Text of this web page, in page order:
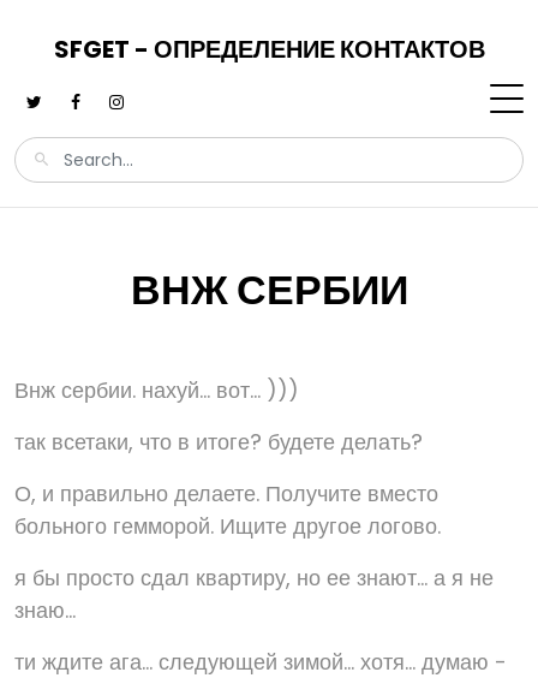
SFGET - ОПРЕДЕЛЕНИЕ КОНТАКТОВ
ВНЖ СЕРБИИ
Внж сербии. нахуй... вот... )))
так всетаки, что в итоге? будете делать?
О, и правильно делаете. Получите вместо
больного гемморой. Ищите другое логово.
я бы просто сдал квартиру, но ее знают... а я не
знаю...
ти ждите ага... следующей зимой... хотя... думаю -